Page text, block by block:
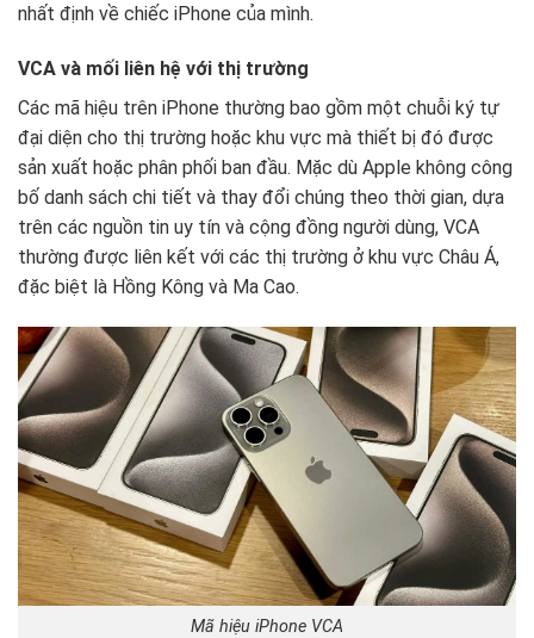
nhất định về chiếc iPhone của mình.
VCA và mối liên hệ với thị trường
Các mã hiệu trên iPhone thường bao gồm một chuỗi ký tự
đại diện cho thị trường hoặc khu vực mà thiết bị đó được
sản xuất hoặc phân phối ban đầu. Mặc dù Apple không công
bố danh sách chi tiết và thay đổi chúng theo thời gian, dựa
trên các nguồn tin uy tín và cộng đồng người dùng, VCA
thường được liên kết với các thị trường ở khu vực Châu Á,
đặc biệt là Hồng Kông và Ma Cao.
Mã hiệu iPhone VCA